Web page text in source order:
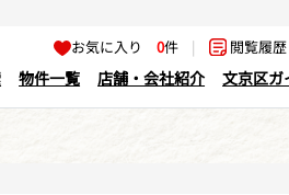
お気に入り0件 | 閲覧履
物件一覧 店舗・会社紹介 文京区ガ